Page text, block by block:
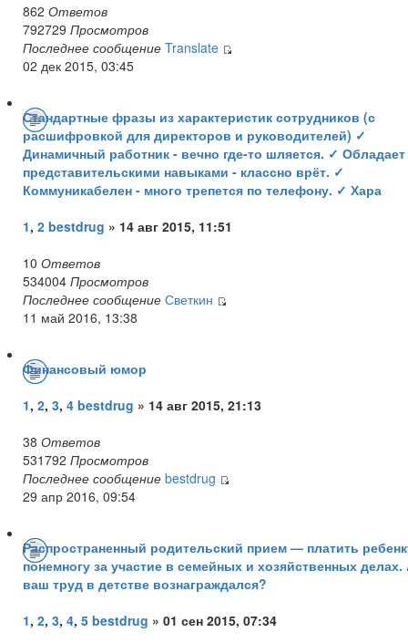
862 Ответов
792729 Просмотров
Последнее сообщение Translate
02 дек 2015, 03:45
Стандартные фразы из характеристик сотрудников (с
расшифровкой для директоров и руководителей) ✓
Динамичный работник - вечно где-то шляется. ✓ Обладает
представительскими навыками - классно врёт. ✓
Коммуникабелен - много трепется по телефону. ✓ Хара
1, 2 bestdrug » 14 авг 2015, 11:51
10 Ответов
534004 Просмотров
Последнее сообщение Светкин
11 май 2016, 13:38
Финансовый юмор
1, 2, 3, 4 bestdrug » 14 авг 2015, 21:13
38 Ответов
531792 Просмотров
Последнее сообщение bestdrug
29 апр 2016, 09:54
Распространенный родительский прием — платить
понемногу за участие в семейных и хозяйственных делах.
ваш труд в детстве вознаграждался?
1, 2, 3, 4, 5 bestdrug » 01 сен 2015, 07:34